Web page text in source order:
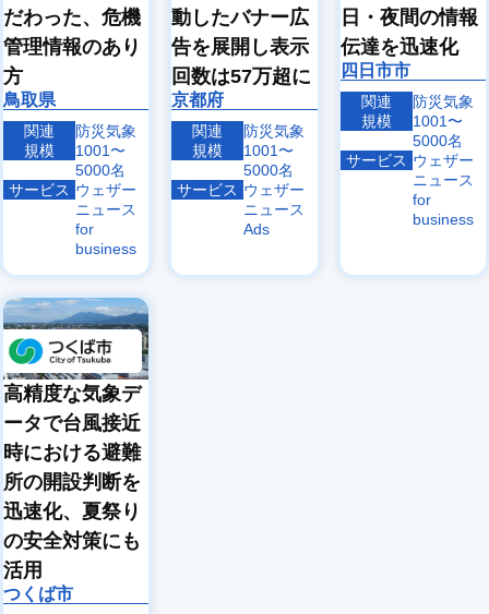
だわった、危機
管理情報のあり
方
鳥取県
関連
防災気象
規模
1001〜
5000名
サービス ウェザー
ニュース
for
business
動したバナー広
告を展開し表示
回数は57万超に
京都府
関連
防災気象
規模
1001〜
5000名
サービス ウェザー
ニュース
Ads
日・夜間の情報
伝達を迅速化
四日市市
関連
防災気象
規模
1001〜
5000名
サービス ウェザー
ニュース
for
business
高精度な気象デ
ータで台風接近
時における避難
所の開設判断を
迅速化、夏祭り
の安全対策にも
活用
つくば市